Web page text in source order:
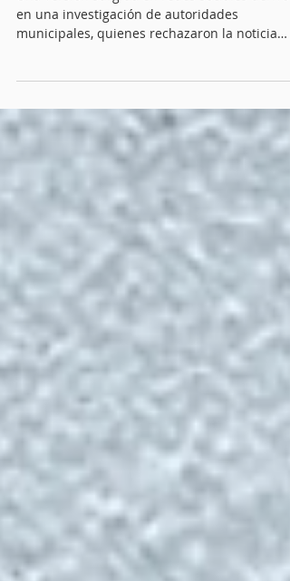
México
Una versión surgida en redes sociales derivó
municipales, quienes rechazaron la noticia
autoridades de Tehuitzingo en Tamaulipas.
Tehuitzingo, Pue. (Quinceminutos.MX).—
de que este martes circulara en redes
y algunos medios de comunicación la versión
sobre el supuesto fallecimiento de un
originario de Tehuitzingo mientras
bajo custodia del Servicio de Inmigración y